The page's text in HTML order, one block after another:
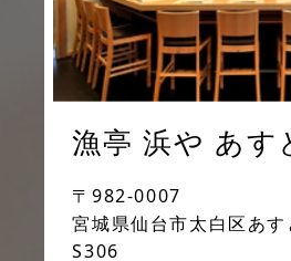
漁亭 浜や あす
〒982-0007
宮城県仙台市太白区あ
S306